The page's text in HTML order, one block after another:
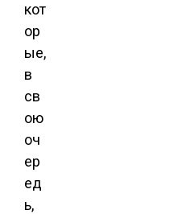
кот
ор
ые,
в
св
ою
оч
ер
ед
ь,